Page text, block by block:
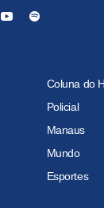
Coluna do
Policial
Manaus
Mundo
Esportes